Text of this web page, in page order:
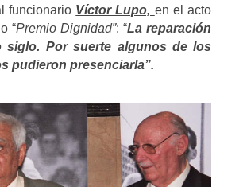
funcionario Víctor Lupo, en el acto
“Premio Dignidad”: “La reparación
siglo. Por suerte algunos de los
pudieron presenciarla”.